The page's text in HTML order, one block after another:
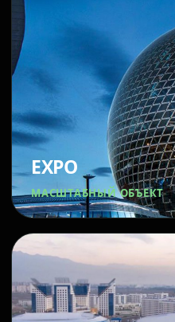
EXPO
МАСШТАБНЫЙ ОБЪЕКТ